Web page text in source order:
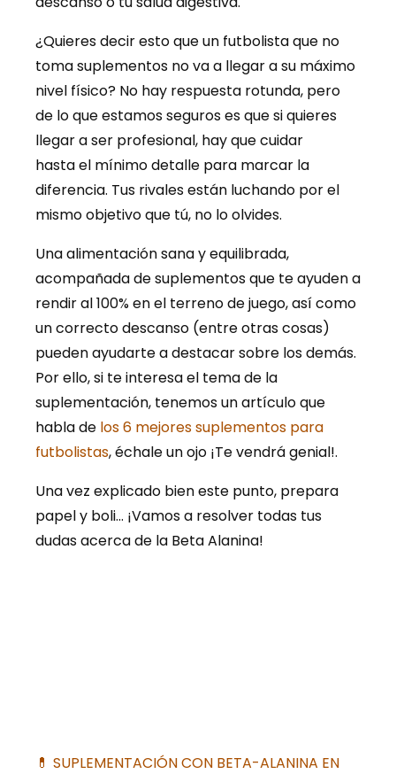
¿Quieres decir esto que un futbolista que no
toma suplementos no va a llegar a su máximo
nivel físico? No hay respuesta rotunda, pero
de lo que estamos seguros es que si quieres
llegar a ser profesional, hay que cuidar
hasta el mínimo detalle para marcar la
diferencia. Tus rivales están luchando por el
mismo objetivo que tú, no lo olvides.
Una alimentación sana y equilibrada,
acompañada de suplementos que te ayuden a
rendir al 100% en el terreno de juego, así como
un correcto descanso (entre otras cosas)
pueden ayudarte a destacar sobre los demás.
Por ello, si te interesa el tema de la
suplementación, tenemos un artículo que
habla de los 6 mejores suplementos para
futbolistas, échale un ojo ¡Te vendrá genial!.
Una vez explicado bien este punto, prepara
papel y boli… ¡Vamos a resolver todas tus
dudas acerca de la Beta Alanina!
💊 SUPLEMENTACIÓN CON BETA-ALANINA EN